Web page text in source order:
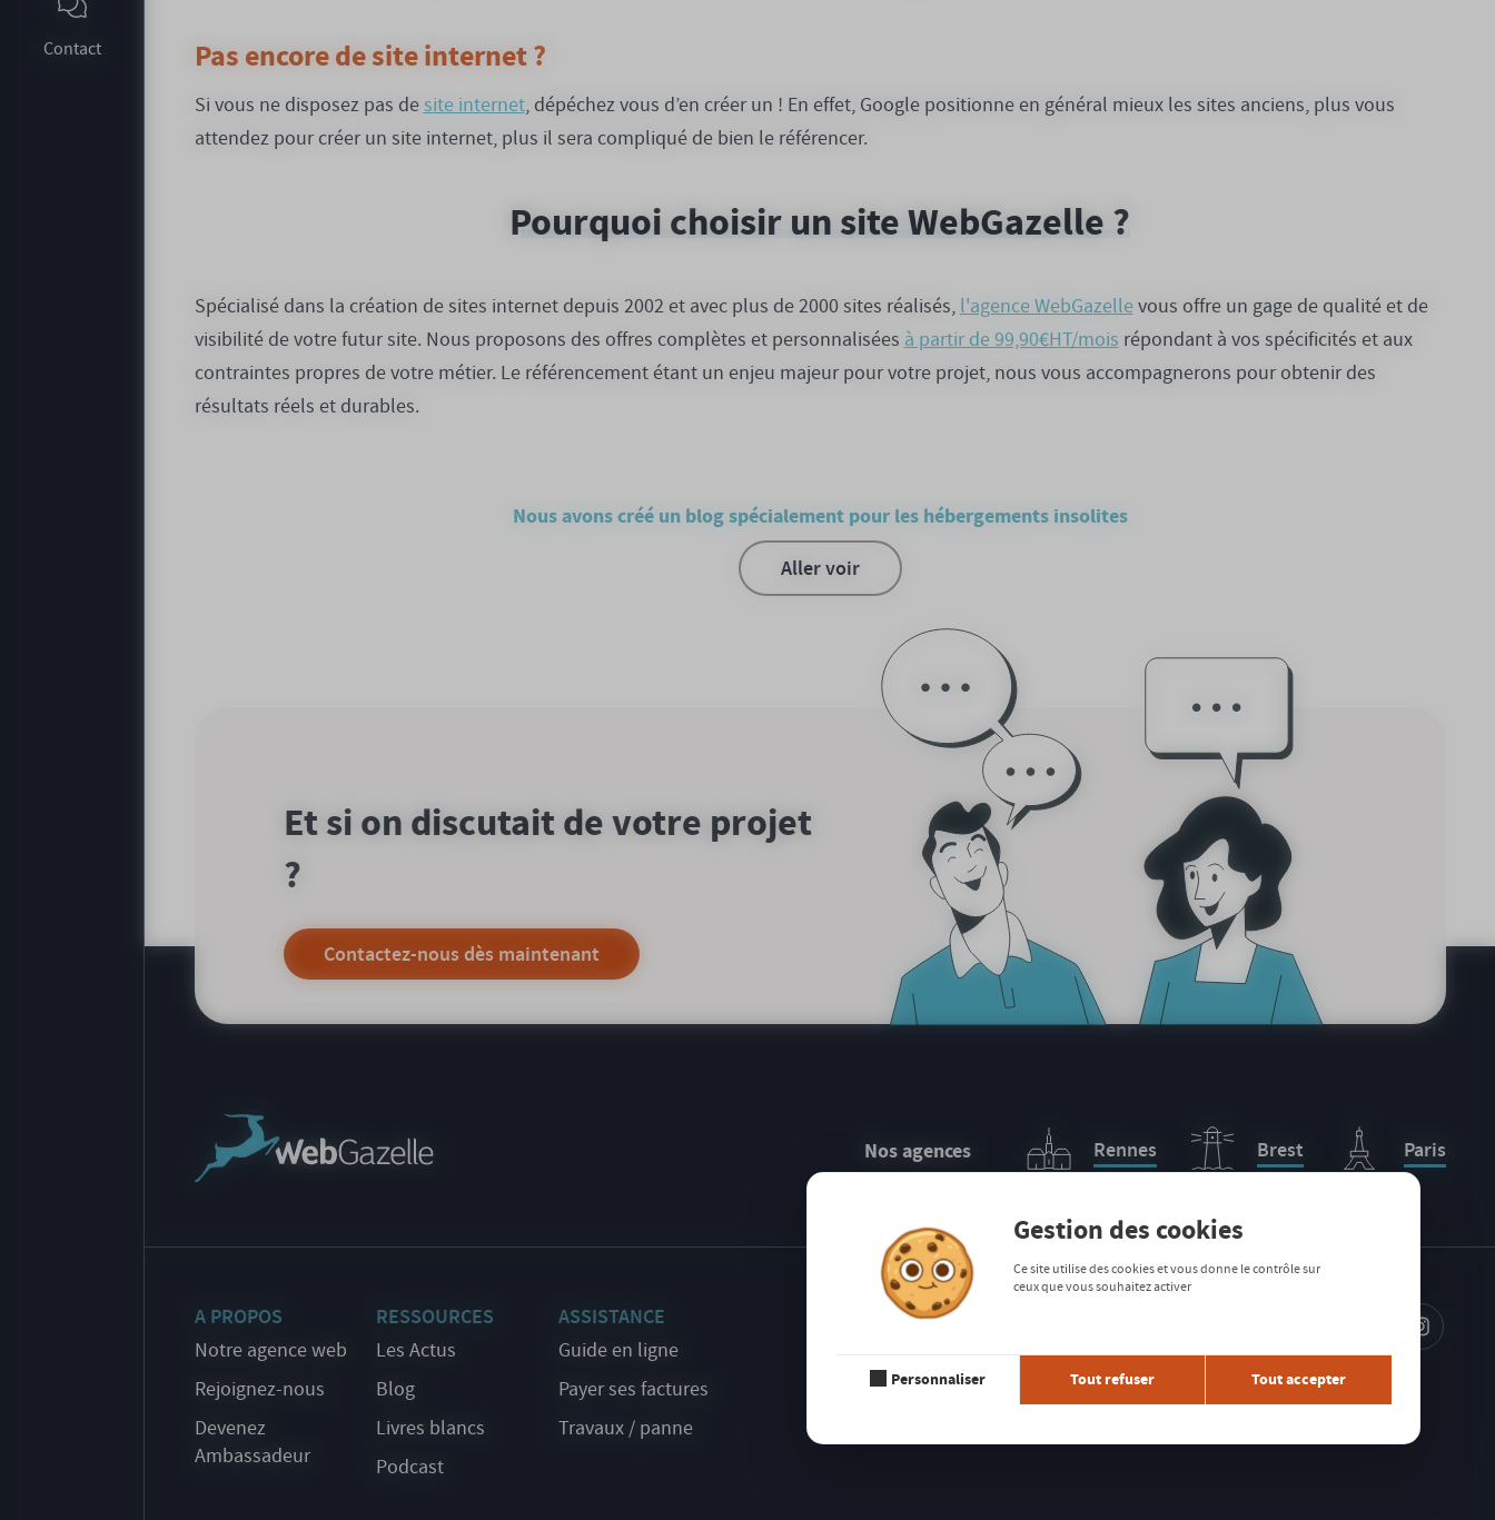
Contact Pas encore de site internet ?
Si vous ne disposez pas de site internet, dépéchez vous d’en créer un ! En effet, Google positionne en général mieux les sites anciens, plus vous
attendez pour créer un site internet, plus il sera compliqué de bien le référencer.
Pourquoi choisir un site WebGazelle ?
Spécialisé dans la création de sites internet depuis 2002 et avec plus de 2000 sites réalisés, l'agence WebGazellevous offre un gage de qualité et de
visibilité de votre futur site. Nous proposons des offres complètes et personnalisées à partir de 99,90€HT/mois répondant à vos spécificités et aux
contraintes propres de votre métier. Le référencement étant un enjeu majeur pour votre projet, nous vous accompagnerons pour obtenir des
résultats réels et durables.
Nous avons créé un blog spécialement pour les hébergements insolites
Aller voir
Et si on discutait de votre projet
?
Contactez-nous dès maintenant
Nos agences Rennes Brest Paris
A PROPOS
Notre agence web
Rejoignez-nous
Devenez
Ambassadeur
RESSOURCES
Les Actus
Blog
Livres blancs
Podcast
ASSISTANCE
Guide en ligne
Payer ses factures
Travaux / panne
S'INSCRIRE À LA
Gestion des cookies
Ce site utilise des cookies et vous donne le contrôle sur
ceux que vous souhaitez activer
Tout accepter
Tout refuser
Personnaliser